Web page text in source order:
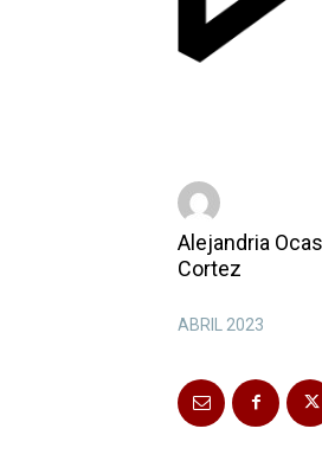
Alejandria
Cortez
ABRIL 2023